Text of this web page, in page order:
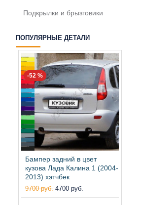
Подкрылки и брызговики
ПОПУЛЯРНЫЕ ДЕТАЛИ
-52 %
Бампер задний в цвет
кузова Лада Калина 1 (2004-
2013) хэтчбек
9700 руб. 4700 руб.